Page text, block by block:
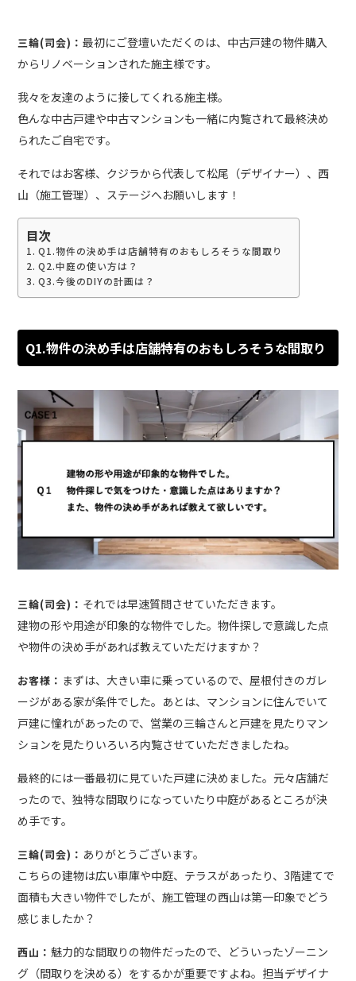
三輪(司会)：最初にご登壇いただくのは、中古戸建の物件購入
からリノベーションされた施主様です。
我々を友達のように接してくれる施主様。
色んな中古戸建や中古マンションも一緒に内覧されて最終決め
られたご自宅です。
それではお客様、クジラから代表して松尾（デザイナー）、西
山（施工管理）、ステージへお願いします！
目次
Q1.物件の決め手は店舗特有のおもしろそうな間取り
Q2.中庭の使い方は？
Q3.今後のDIYの計画は？
Q1.物件の決め手は店舗特有のおもしろそうな間取り
三輪(司会)： それでは早速質問させていただきます。
建物の形や用途が印象的な物件でした。物件探しで意識した点
や物件の決め手があれば教えていただけますか？
お客様： まずは、大きい車に乗っているので、屋根付きのガレ
ージがある家が条件でした。あとは、マンションに住んでいて
戸建に憧れがあったので、営業の三輪さんと戸建を見たりマン
ションを見たりいろいろ内覧させていただきましたね。
最終的には一番最初に見ていた戸建に決めました。元々店舗だ
ったので、独特な間取りになっていたり中庭があるところが決
め手です。
三輪(司会)： ありがとうございます。
こちらの建物は広い車庫や中庭、テラスがあったり、3階建てで
面積も大きい物件でしたが、施工管理の西山は第一印象でどう
感じましたか？
西山： 魅力的な間取りの物件だったので、どういったゾーニン
グ（間取りを決める）をするかが重要ですよね。担当デザイナ